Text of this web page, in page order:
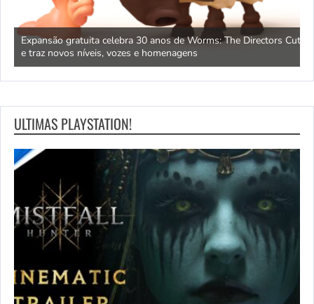
Expansão gratuita celebra 30 anos de Worms: The Directors Cut
e traz novos níveis, vozes e homenagens
ULTIMAS PLAYSTATION!